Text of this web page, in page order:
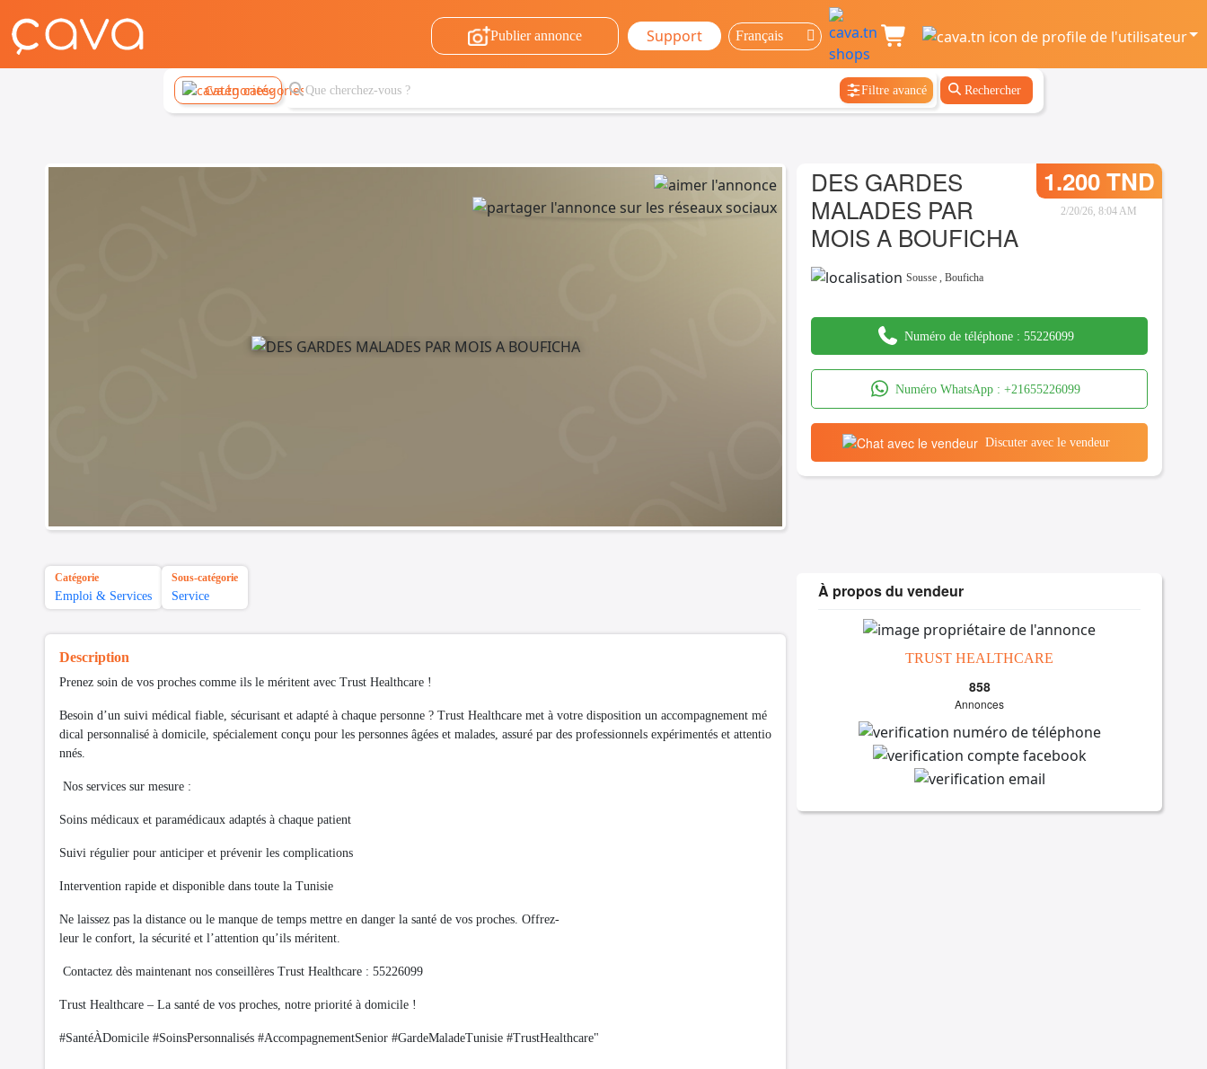
Publier annonce Support
Catégories Filtre avancé Rechercher
DES GARDES
MALADES PAR
MOIS A BOUFICHA
1.200 TND
2/20/26, 8:04 AM
Sousse ,Bouficha
Numéro de téléphone : 55226099
Numéro WhatsApp : +21655226099
Discuter avec le vendeur
Catégorie
Emploi & Services
Sous-catégorie
Service
Description
Prenez soin de vos proches comme ils le méritent avec Trust Healthcare !
Besoin d’un suivi médical fiable, sécurisant et adapté à chaque personne ? Trust Healthcare met à votre disposition un accompagnement mé
dical personnalisé à domicile, spécialement conçu pour les personnes âgées et malades, assuré par des professionnels expérimentés et attentio
nnés.
Nos services sur mesure :
Soins médicaux et paramédicaux adaptés à chaque patient
Suivi régulier pour anticiper et prévenir les complications
Intervention rapide et disponible dans toute la Tunisie
Ne laissez pas la distance ou le manque de temps mettre en danger la santé de vos proches. Offrez-
leur le confort, la sécurité et l’attention qu’ils méritent.
Contactez dès maintenant nos conseillères Trust Healthcare : 55226099
Trust Healthcare – La santé de vos proches, notre priorité à domicile !
#SantéÀDomicile #SoinsPersonnalisés #AccompagnementSenior #GardeMaladeTunisie #TrustHealthcare"
À propos du vendeur
TRUST HEALTHCARE
858
Annonces